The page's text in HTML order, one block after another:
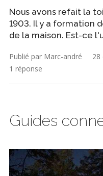
Nous avons refait la
1903. Il y a formation
de la maison. Est-ce
Publié par Marc-andré 28
1 réponse
Guides